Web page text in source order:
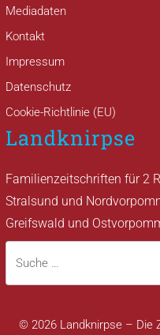
Mediadaten
Kontakt
Impressum
Datenschutz
Cookie-Richtlinie (EU)
Landknirpse
Familienzeitschriften für 2
Stralsund und
Greifswald und
Suche
© 2026 Landknirpse – Die